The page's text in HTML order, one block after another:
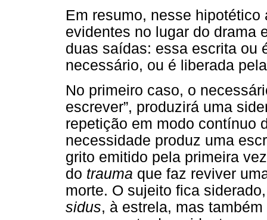
Em resumo, nesse
evidentes no lugar do drama
duas saídas: essa escrita ou
necessário, ou é liberada
No primeiro caso, o
escrever”, produzirá uma
repetição em modo contínuo
necessidade produz uma
grito emitido pela primeira
do trauma que faz reviver
morte. O sujeito fica
sidus, à estrela, mas